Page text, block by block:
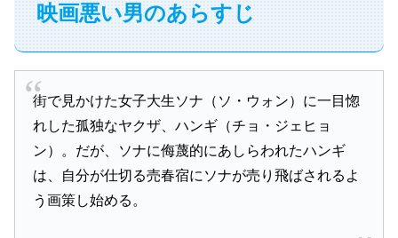
映画悪い男のあらすじ
街で見かけた女子大生ソナ（ソ・ウォン）に一目惚
れした孤独なヤクザ、ハンギ（チョ・ジェヒョ
ン）。だが、ソナに侮蔑的にあしらわれたハンギ
は、自分が仕切る売春宿にソナが売り飛ばされるよ
う画策し始める。